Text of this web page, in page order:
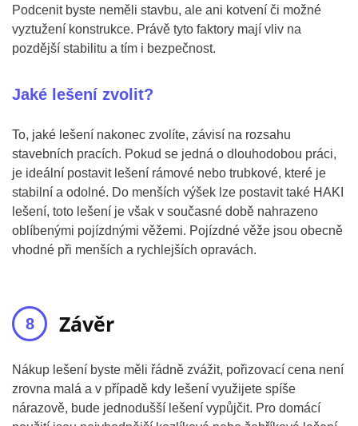
Podcenit byste neměli stavbu, ale ani kotvení či možné
vyztužení konstrukce. Právě tyto faktory mají vliv na
pozdější stabilitu a tím i bezpečnost.
Jaké lešení zvolit?
To, jaké lešení nakonec zvolíte, závisí na rozsahu
stavebních pracích. Pokud se jedná o dlouhodobou práci,
je ideální postavit lešení rámové nebo trubkové, které je
stabilní a odolné. Do menších výšek lze postavit také HAKI
lešení, toto lešení je však v současné době nahrazeno
oblíbenými pojízdnými věžemi. Pojízdné věže jsou obecně
vhodné při menších a rychlejších opravách.
Závěr
Nákup lešení byste měli řádně zvážit, pořizovací cena není
zrovna malá a v případě kdy lešení využijete spíše
nárazově, bude jednodušší lešení vypůjčit. Pro domácí